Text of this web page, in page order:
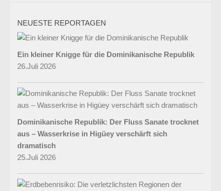
NEUESTE REPORTAGEN
Ein kleiner Knigge für die Dominikanische Republik
26.Juli 2026
Dominikanische Republik: Der Fluss Sanate trocknet
aus – Wasserkrise in Higüey verschärft sich
dramatisch
25.Juli 2026